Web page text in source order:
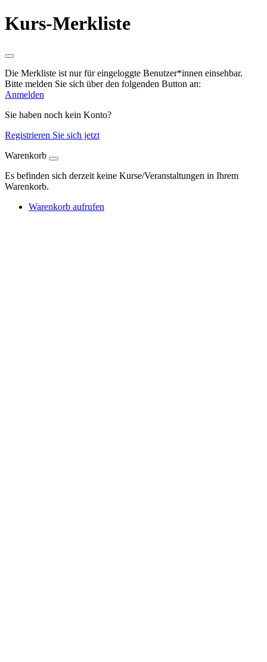
Kurs-Merkliste
Die Merkliste ist nur für eingeloggte Benutzer*innen einsehbar.
Bitte melden Sie sich über den folgenden Button an:
Anmelden
Sie haben noch kein Konto?
Registrieren Sie sich jetzt
Warenkorb
Es befinden sich derzeit keine Kurse/Veranstaltungen in Ihrem
Warenkorb.
Warenkorb aufrufen